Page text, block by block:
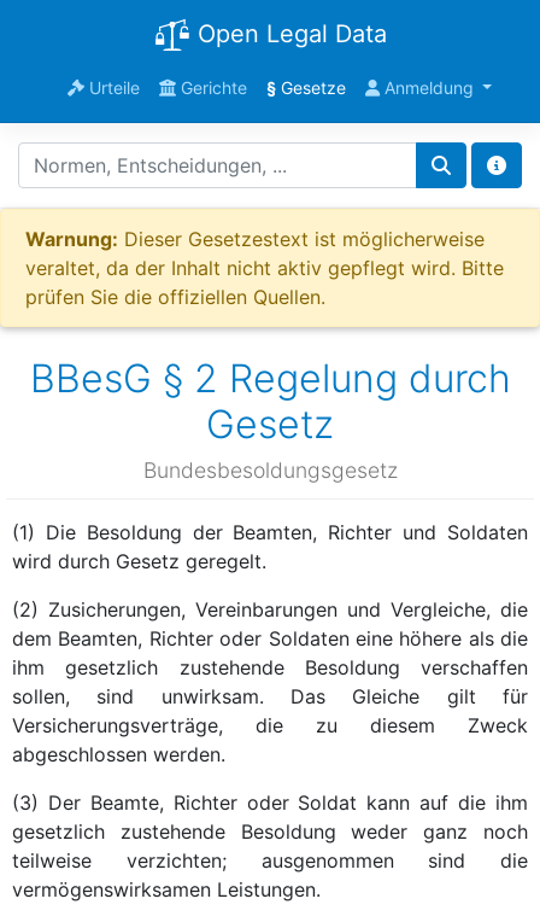
Open Legal Data
Urteile Gerichte §Gesetze Anmeldung
Warnung: Dieser Gesetzestext ist möglicherweise
veraltet, da der Inhalt nicht aktiv gepflegt wird. Bitte
prüfen Sie die offiziellen Quellen.
BBesG § 2 Regelung durch
Gesetz
Bundesbesoldungsgesetz
(1) Die Besoldung der Beamten, Richter und Soldaten
wird durch Gesetz geregelt.
(2) Zusicherungen, Vereinbarungen und Vergleiche, die
dem Beamten, Richter oder Soldaten eine höhere als die
ihm gesetzlich zustehende Besoldung verschaffen
sollen, sind unwirksam. Das Gleiche gilt für
Versicherungsverträge, die zu diesem Zweck
abgeschlossen werden.
(3) Der Beamte, Richter oder Soldat kann auf die ihm
gesetzlich zustehende Besoldung weder ganz noch
teilweise verzichten; ausgenommen sind die
vermögenswirksamen Leistungen.